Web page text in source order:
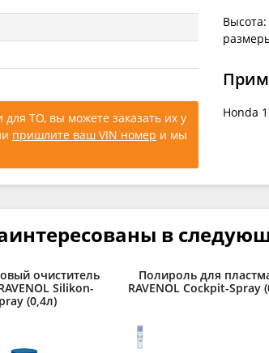
ТО, вы можете заказать их у
пришлите ваш VIN номер и мы
Honda
в
очиститель
Silikon-
(0,4л)
Полироль для
RAVENOL Cockpit-Spray